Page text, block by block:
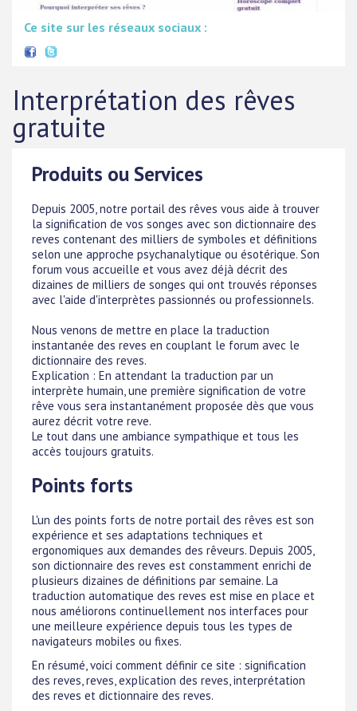
Ce site sur les réseaux sociaux :
Interprétation des rêves
gratuite
Produits ou Services
Depuis 2005, notre portail des rêves vous aide à trouver
la signification de vos songes avec son dictionnaire des
reves contenant des milliers de symboles et définitions
selon une approche psychanalytique ou ésotérique. Son
forum vous accueille et vous avez déjà décrit des
dizaines de milliers de songes qui ont trouvés réponses
avec l'aide d'interprètes passionnés ou professionnels.
Nous venons de mettre en place la traduction
instantanée des reves en couplant le forum avec le
dictionnaire des reves.
Explication : En attendant la traduction par un
interprète humain, une première signification de votre
rêve vous sera instantanément proposée dès que vous
aurez décrit votre reve.
Le tout dans une ambiance sympathique et tous les
accès toujours gratuits.
Points forts
L'un des points forts de notre portail des rêves est son
expérience et ses adaptations techniques et
ergonomiques aux demandes des rêveurs. Depuis 2005,
son dictionnaire des reves est constamment enrichi de
plusieurs dizaines de définitions par semaine. La
traduction automatique des reves est mise en place et
nous améliorons continuellement nos interfaces pour
une meilleure expérience depuis tous les types de
navigateurs mobiles ou fixes.
En résumé, voici comment définir ce site : signification
des reves, reves, explication des reves, interprétation
des reves et dictionnaire des reves.